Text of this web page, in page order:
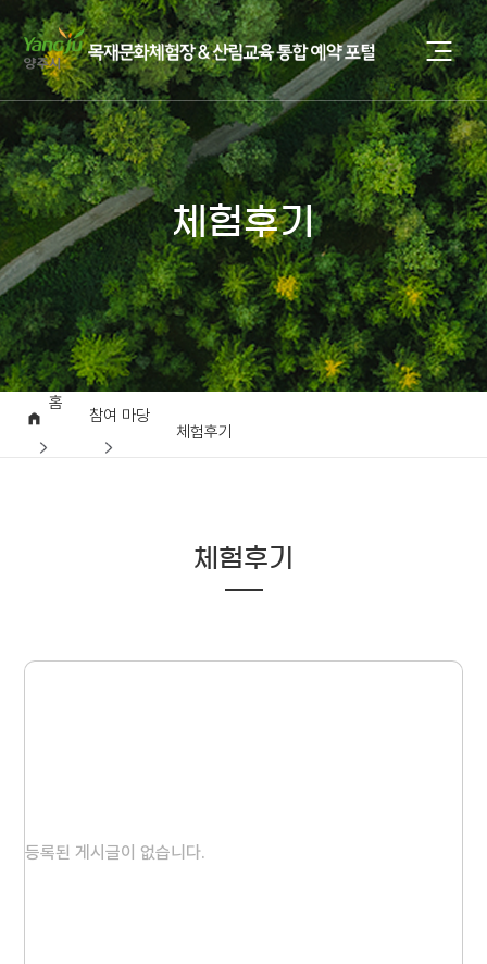
체험후기
홈
참여 마당
체험후기
체험후기
등록된 게시글이 없습니다.